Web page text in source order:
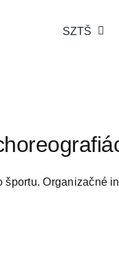
SZTŠ
Organizačné